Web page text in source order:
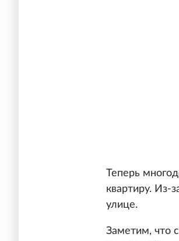
Теперь
квартиру. Из-
улице.
Заметим, что